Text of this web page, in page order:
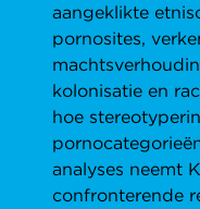
aangeklikte
pornosites,
kolonisatie en
hoe
analyses neemt
confronterende